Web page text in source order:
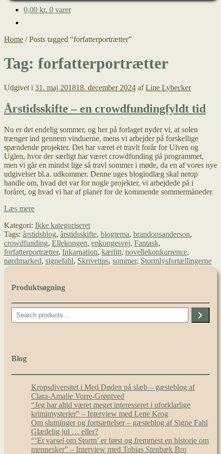
0,00 kr. 0 varer
Home /Posts tagged “forfatterportrætter”
Tag: forfatterportrætter
Udgivet i 31. maj 201818. december 2024 afLine Lybecker
Årstidsskifte – en crowdfundingfyldt tid
Nu er det endelig sommer, og her på forlaget nyder vi, at solen
trænger ind gennem vinduerne, mens vi arbejder på forskellige
spændende projekter. Det har været et travlt forår for Ulven og
Uglen, hvor der særligt har været crowdfunding på programmet,
men vi går en mindst lige så travl sommer i møde, da en af vores nye
udgivelser bl.a. udkommer. Denne uges blogindlæg skal netop
handle om, hvad det var for nogle projekter, vi arbejdede på i
foråret, og hvad vi har af planer for de kommende sommermåneder.
Læs mereÅrstidsskifte
en
crowdfundingfyldt
tid
Kategori: Ikke kategoriseret
Tags: årstidsblog, årstidsskifte, blogtema, brandonsanderson,
crowdfunding, Ellekongen, enkongesvej, Fantask,
forfatterportrætter, Inkarnation, kærlitt, novellekonkurrence,
nørdmarked, signefahl, Skrivetips, sommer, Stormlysfortællingerne
Produktsøgning
Search
Blog
Kropsdiversitet i Med Døden på slæb – gæsteblog af
Clara-Amalie Vorre-Grøntved
“Jeg har altid været meget interesseret i uforklarlige
krimimysterier” – Interview med Lene Krog
Om slutninger og fortsættelser – gæsteblog af Signe Fahl
Glædelig jul … eller?
“‘Et varsel om Storm’ er først og fremmest en historie om
mennesker” – Interview med Tobias Stenbæk Bro